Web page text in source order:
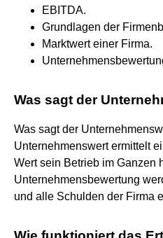
EBITDA.
Grundlagen der
Marktwert einer Firma.
Was sagt der
Was sagt der
Unternehmenswert ermittelt
Wert sein Betrieb im Ganzen
Unternehmensbewertung
und alle Schulden der Firma